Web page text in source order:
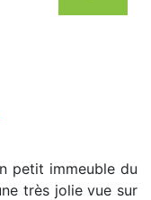
petit immeuble du
très jolie vue sur